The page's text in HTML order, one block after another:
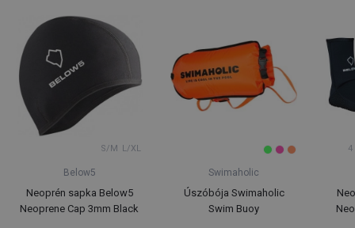
S/M L/XL
Below5
Neoprén sapka Below5
Neoprene Cap 3mm Black
Swimaholic
Úszóbója Swimaholic
Swim Buoy
4